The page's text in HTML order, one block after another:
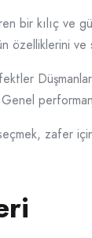
bir kılıç ve
özelliklerini
zafer